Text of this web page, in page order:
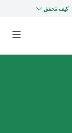
كيف تتحقق